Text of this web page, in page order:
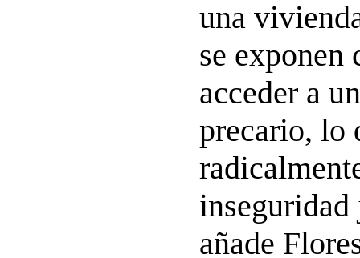
una
se exponen
acceder a
precario, lo
añade